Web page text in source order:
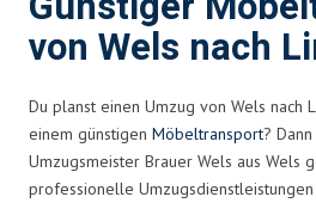
von Wels nach
Du planst einen Umzug von Wels nach
einem günstigen Möbeltransport?
Umzugsmeister Brauer Wels aus Wels
professionelle